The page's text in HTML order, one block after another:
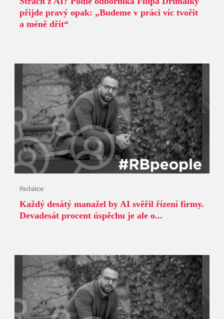
přijde pravý opak: „Budeme v práci víc tvořit
a méně dřít“
Redakce
Každý desátý manažel by AI svěřil řízení firmy.
Devadesát procent úspěchu je ale o...